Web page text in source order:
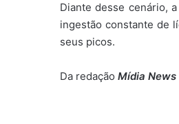
Diante desse cenário,
ingestão constante de
seus picos.
Da redação Mídia News